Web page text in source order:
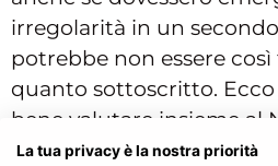
irregolarità in un
potrebbe non essere
quanto sottoscritto.
bene valutare insieme al
dell’operazione a partire
La tua privacy è la nostra priorità